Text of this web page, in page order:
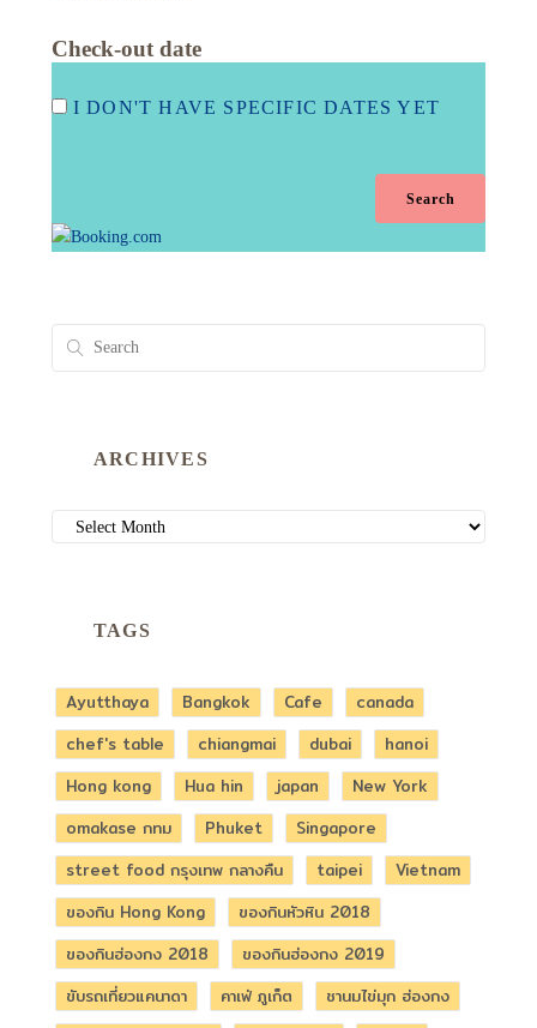
Check-out date
I DON'T HAVE SPECIFIC DATES YET
ARCHIVES
ARCHIVES
TAGS
Ayutthaya Bangkok Cafe
canada
chef's table
chiangmai dubai
hanoi
Hong kong
Hua hin japan
New York
omakase กทม
Phuket
Singapore
street food กรุงเทพ กลางคืน
taipei
Vietnam
ของกิน Hong Kong
ของกินหัวหิน 2018
ของกินฮ่องกง 2018
ของกินฮ่องกง 2019
ขับรถเที่ยวแคนาดา
คาเฟ่ ภูเก็ต
ชานมไข่มุก ฮ่องกง